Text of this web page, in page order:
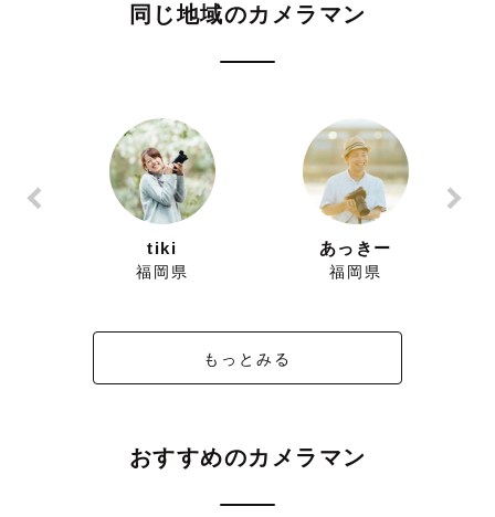
同じ地域のカメラマン
tiki
福岡県
あっきー
福岡県
もっとみる
おすすめのカメラマン